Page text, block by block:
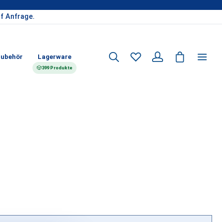
Anfrage.
Lagerware
399 Produkte
Du hast 0 Produkte auf